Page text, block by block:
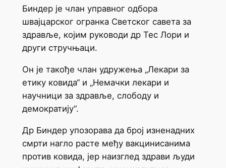
Биндер је члан управног одбора
швајцарског огранка Светског савета за
здравље, којим руководи др Тес Лори и
други стручњаци.
Он је такође члан удружења „Лекари за
етику ковида“ и „Немачки лекари и
научници за здравље, слободу и
демократију“.
Др Биндер упозорава да број изненадних
смрти нагло расте међу вакцинисанима
против ковида, јер наизглед здрави људи